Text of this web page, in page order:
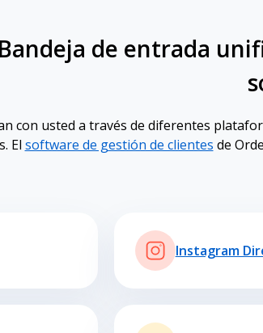
Bandeja de entrada
con usted a través de diferentes
El software de gestión de clientes de
Instagram